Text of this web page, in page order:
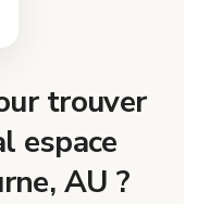
trouver
espace
AU ?